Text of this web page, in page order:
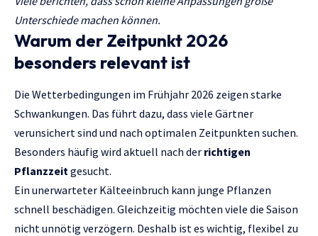
Unterschiede machen können.
Warum der Zeitpunkt 2026
besonders relevant ist
Die Wetterbedingungen im Frühjahr 2026 zeigen starke
Schwankungen. Das führt dazu, dass viele Gärtner
verunsichert sind und nach optimalen Zeitpunkten suchen.
Besonders häufig wird aktuell nach der richtigen
Pflanzzeit gesucht.
Ein unerwarteter Kälteeinbruch kann junge Pflanzen
schnell beschädigen. Gleichzeitig möchten viele die Saison
nicht unnötig verzögern. Deshalb ist es wichtig, flexibel zu